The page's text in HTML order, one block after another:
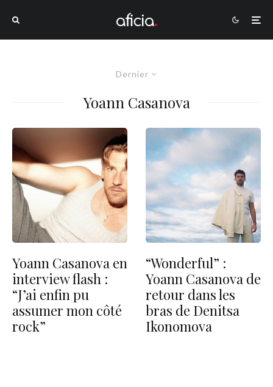
Dernier
Yoann Casanova
Yoann Casanova en
interview flash :
“J’ai enfin pu
assumer mon côté
rock”
“Wonderful” :
Yoann Casanova de
retour dans les
bras de Denitsa
Ikonomova